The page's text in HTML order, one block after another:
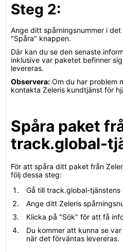
Steg 2:
Ange ditt spårningsnummer i
"Spåra" knappen.
Där kan du se den senaste
inklusive var paketet befinner
levereras.
Observera: Om du har problem
kontakta Zeleris kundtjänst för
Spåra paket
track.global-
För att spåra ditt paket från
följ dessa steg:
Gå till track.global-tjänstens
Ange ditt Zeleris
Klicka på "Sök" för att få
Du kommer att kunna se
när det förväntas levereras.